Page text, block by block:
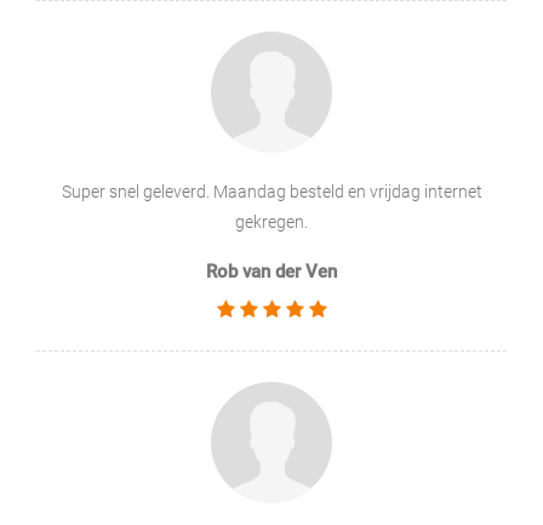
Super snel geleverd. Maandag besteld en vrijdag internet
gekregen.
Rob van der Ven